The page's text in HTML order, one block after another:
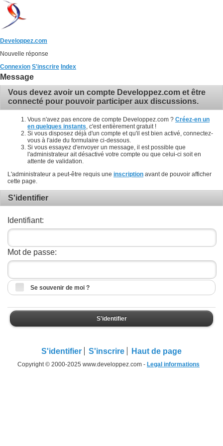
Developpez.com
Nouvelle réponse
Connexion S'inscrire Index
Message
Vous devez avoir un compte Developpez.com et être
connecté pour pouvoir participer aux discussions.
Vous n'avez pas encore de compte Developpez.com ? Créez-en un
en quelques instants , c'est entièrement gratuit !
Si vous disposez déjà d'un compte et qu'il est bien activé, connectez-
vous à l'aide du formulaire ci-dessous.
Si vous essayez d'envoyer un message, il est possible que
l'administrateur ait désactivé votre compte ou que celui-ci soit en
attente de validation.
L'administrateur a peut-être requis une inscription avant de pouvoir afficher
cette page.
S'identifier
Identifiant:
Mot de passe:
Se souvenir de moi ?
S'identifier
S'identifier S'inscrire Haut de page
Copyright © 2000-2025 www.developpez.com - Legal informations